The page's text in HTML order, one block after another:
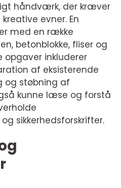
håndværk, der kræver
evner. En
med en række
betonblokke, fliser og
opgaver inkluderer
af eksisterende
og støbning af
kunne læse og forstå
sikkerhedsforskrifter.